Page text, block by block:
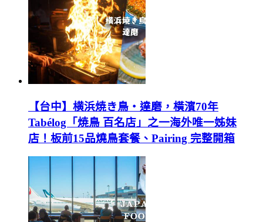
【台中】横浜焼き鳥‧達磨，橫濱70年
Tabélog「焼鳥 百名店」之一海外唯一姊妹
店！板前15品燒鳥套餐、Pairing 完整開箱